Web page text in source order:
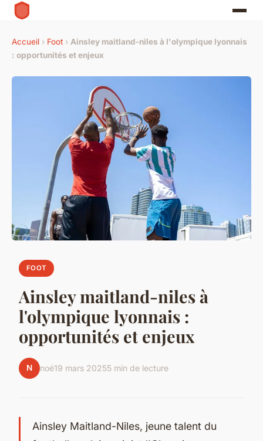
Accueil › Foot › Ainsley maitland-niles à l'olympique lyonnais
: opportunités et enjeux
FOOT
Ainsley maitland-niles à
l'olympique lyonnais :
opportunités et enjeux
N noé19 mars 20255 min de lecture
Ainsley Maitland-Niles, jeune talent du